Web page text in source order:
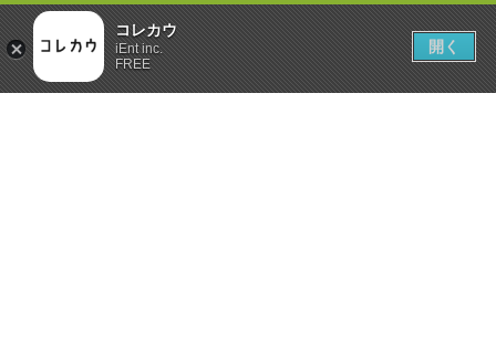
コレカウ
iEnt inc.
FREE
開く